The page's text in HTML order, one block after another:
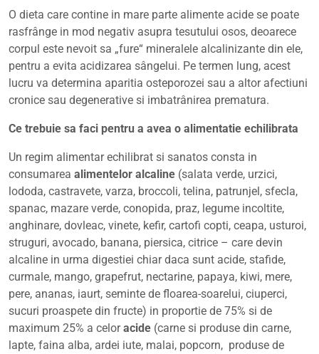
O dieta care contine in mare parte alimente acide se poate
rasfrânge in mod negativ asupra tesutului osos, deoarece
corpul este nevoit sa „fure“ mineralele alcalinizante din ele,
pentru a evita acidizarea sângelui. Pe termen lung, acest
lucru va determina aparitia osteporozei sau a altor afectiuni
cronice sau degenerative si imbatrânirea prematura.
Ce trebuie sa faci pentru a avea o alimentatie echilibrata
Un regim alimentar echilibrat si sanatos consta in
consumarea alimentelor alcaline (salata verde, urzici,
lododa, castravete, varza, broccoli, telina, patrunjel, sfecla,
spanac, mazare verde, conopida, praz, legume incoltite,
anghinare, dovleac, vinete, kefir, cartofi copti, ceapa, usturoi,
struguri, avocado, banana, piersica, citrice – care devin
alcaline in urma digestiei chiar daca sunt acide, stafide,
curmale, mango, grapefrut, nectarine, papaya, kiwi, mere,
pere, ananas, iaurt, seminte de floarea-soarelui, ciuperci,
sucuri proaspete din fructe) in proportie de 75% si de
maximum 25% a celoracide (carne si produse din carne,
lapte, faina alba, ardei iute, malai, popcorn, produse de